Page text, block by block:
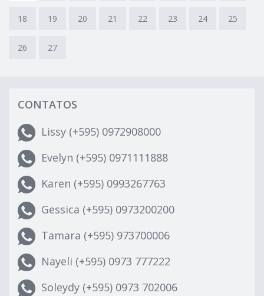
18 19 20 21 22 23 24 25
26 27
CONTATOS
Lissy (+595) 0972908000
Evelyn (+595) 0971111888
Karen (+595) 0993267763
Gessica (+595) 0973200200
Tamara (+595) 973700006
Nayeli (+595) 0973 777222
Soleydy (+595) 0973 702006